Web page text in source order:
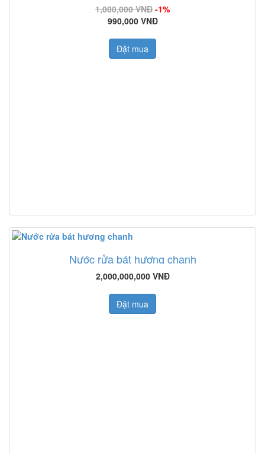
1,000,000 VNĐ -1%
990,000 VNĐ
Đặt mua
Nước rửa bát hương chanh
2,000,000,000 VNĐ
Đặt mua